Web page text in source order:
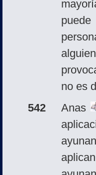
no es
542
Anas